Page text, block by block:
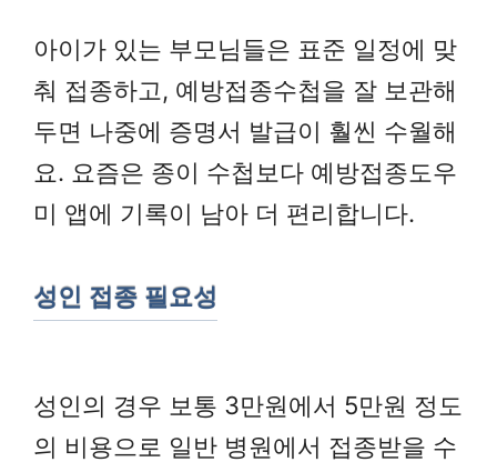
아이가 있는 부모님들은 표준 일정에 맞
춰 접종하고, 예방접종수첩을 잘 보관해
두면 나중에 증명서 발급이 훨씬 수월해
요. 요즘은 종이 수첩보다 예방접종도우
미 앱에 기록이 남아 더 편리합니다.
성인 접종 필요성
성인의 경우 보통 3만원에서 5만원 정도
의 비용으로 일반 병원에서 접종받을 수